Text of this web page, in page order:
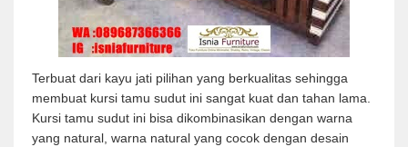
Terbuat dari kayu jati pilihan yang berkualitas sehingga
membuat kursi tamu sudut ini sangat kuat dan tahan lama.
Kursi tamu sudut ini bisa dikombinasikan dengan warna
yang natural, warna natural yang cocok dengan desain